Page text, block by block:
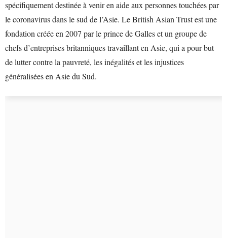
spécifiquement destinée à venir en aide aux personnes touchées par
le coronavirus dans le sud de l’Asie. Le British Asian Trust est une
fondation créée en 2007 par le prince de Galles et un groupe de
chefs d’entreprises britanniques travaillant en Asie, qui a pour but
de lutter contre la pauvreté, les inégalités et les injustices
généralisées en Asie du Sud.